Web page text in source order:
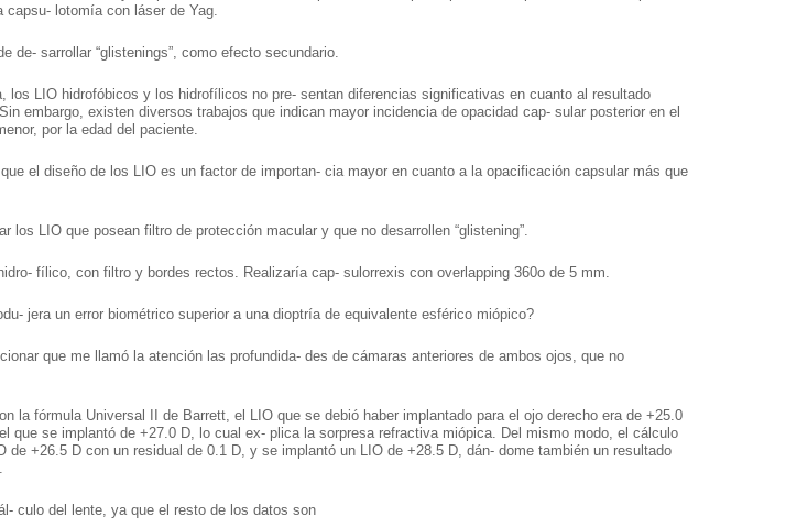
lotomía con láser de Yag.
de- sarrollar “glistenings”, como efecto secundario.
los LIO hidrofóbicos y los hidrofílicos no pre- sentan diferencias significativas en cuanto al resultado
embargo, existen diversos trabajos que indican mayor incidencia de opacidad cap- sular posterior en el
por la edad del paciente.
el diseño de los LIO es un factor de importan- cia mayor en cuanto a la opacificación capsular más que
los LIO que posean filtro de protección macular y que no desarrollen “glistening”.
fílico, con filtro y bordes rectos. Realizaría cap- sulorrexis con overlapping 360o de 5 mm.
jera un error biométrico superior a una dioptría de equivalente esférico miópico?
que me llamó la atención las profundida- des de cámaras anteriores de ambos ojos, que no
la fórmula Universal II de Barrett, el LIO que se debió haber implantado para el ojo derecho era de +25.0
que se implantó de +27.0 D, lo cual ex- plica la sorpresa refractiva miópica. Del mismo modo, el cálculo
de +26.5 D con un residual de 0.1 D, y se implantó un LIO de +28.5 D, dán- dome también un resultado
culo del lente, ya que el resto de los datos son